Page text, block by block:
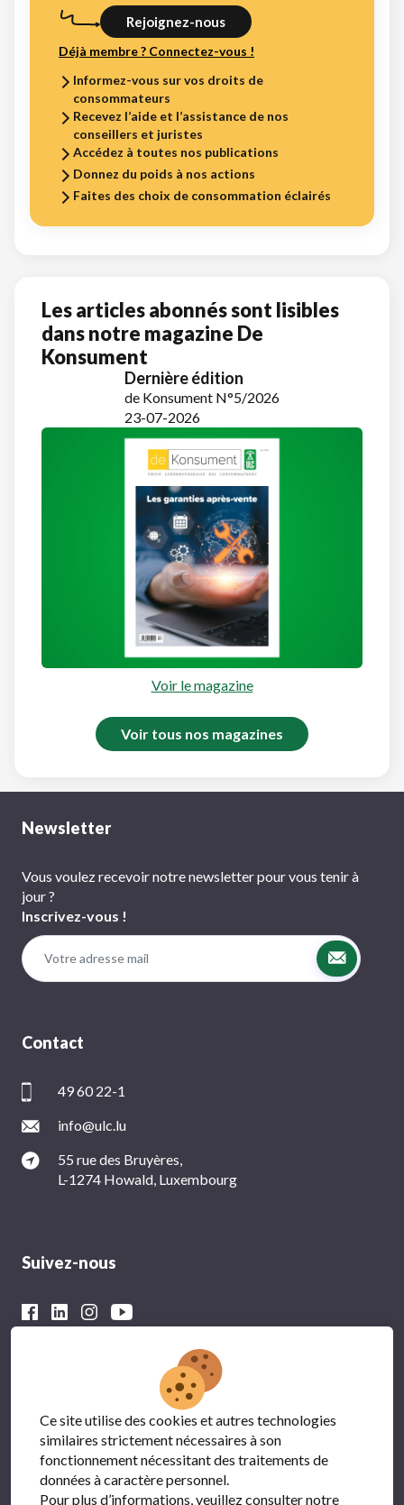
Rejoignez-nous
Déjà membre ? Connectez-vous !
Informez-vous sur vos droits de
consommateurs
Recevez l’aide et l’assistance de nos
conseillers et juristes
Accédez à toutes nos publications
Donnez du poids à nos actions
Faites des choix de consommation éclairés
Les articles abonnés sont lisibles
dans notre magazine De
Konsument
Dernière édition
de Konsument N°5/2026
23-07-2026
Voir le magazine
Voir tous nos magazines
Newsletter
Vous voulez recevoir notre newsletter pour vous tenir à
jour ?
Inscrivez-vous !
Contact
49 60 22-1
info@ulc.lu
55 rue des Bruyères,
L-1274 Howald, Luxembourg
Suivez-nous
Avec le soutien financier du
Ce site utilise des cookies et autres technologies
similaires strictement nécessaires à son
fonctionnement nécessitant des traitements de
données à caractère personnel.
Pour plus d’informations, veuillez consulter notre